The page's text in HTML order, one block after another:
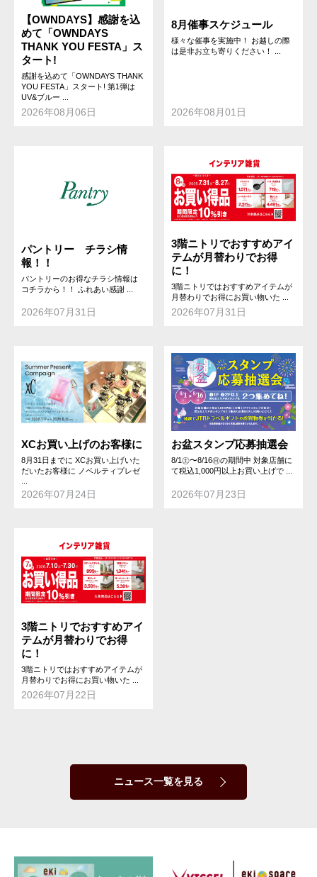
【OWNDAYS】感謝を込
めて「OWNDAYS
THANK YOU FESTA」ス
タート!
感謝を込めて「OWNDAYS THANK
YOU FESTA」スタート! 第1弾は
UV&ブルー ...
2026年08月06日
8月催事スケジュール
様々な催事を実施中！ お越しの際
は是非お立ち寄りください！ ...
2026年08月01日
パントリー チラシ情
報！！
パントリーのお得なチラシ情報は
コチラから！！ ふれあい感謝 ...
2026年07月31日
3階ニトリでおすすめアイ
テムが月替わりでお得
に！
3階ニトリではおすすめアイテムが
月替わりでお得にお買い物いた ...
2026年07月31日
XCお買い上げのお客様に
8月31日までに XCお買い上げいた
だいたお客様に ノベルティプレゼ
2026年07月24日
お盆スタンプ応募抽選会
8/1㊏〜8/16㊐の期間中 対象店舗に
て税込1,000円以上お買い上げで ...
2026年07月23日
3階ニトリでおすすめアイ
テムが月替わりでお得
に！
3階ニトリではおすすめアイテムが
月替わりでお得にお買い物いた ...
2026年07月22日
ニュース一覧を見る